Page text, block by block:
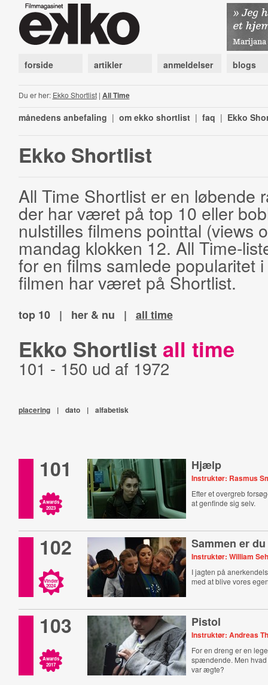
forside artikler anmeldelser blogs
Du er her: Ekko Shortlist| All Time
månedens anbefaling | om ekko shortlist | faq | Ekko
Ekko Shortlist
All Time Shortlist er en løbende
der har været på top 10 eller
nulstilles filmens pointtal (views
mandag klokken 12. All Time-
for en films samlede popularitet
filmen har været på Shortlist.
top 10 | her & nu | all time
Ekko Shortlist all time
101 - 150 ud af 1972
placering | dato | alfabetisk
101
Awards
2023
Hjælp
Instruktør: Rasmus
Efter et overgreb
at genfinde sig selv.
102
Vinder
2024
Sammen er
Instruktør: William
I jagten på
med at blive vores
103
Awards
2017
Pistol
Instruktør: Andreas
For en dreng er en
spændende. Men
var ægte?